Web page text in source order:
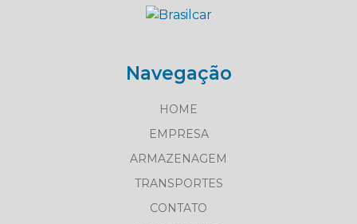
Navegação
HOME
EMPRESA
ARMAZENAGEM
TRANSPORTES
CONTATO